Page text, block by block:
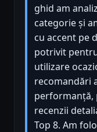
ghid am
categorie și
cu accent pe
potrivit
utilizare
recomandări
performanță,
recenzii
Top 8. Am